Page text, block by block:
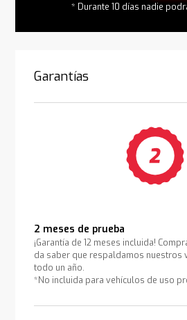
* Durante 10 días nadie
Garantías
2 meses de prueba
¡Garantía de 12 meses incluida!
da saber que respaldamos nuestros
todo un año.
*No incluida para vehículos de uso